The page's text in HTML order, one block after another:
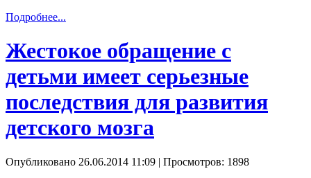
Подробнее...
Жестокое обращение с
детьми имеет серьезные
последствия для развития
детского мозга
Опубликовано 26.06.2014 11:09 | Просмотров: 1898